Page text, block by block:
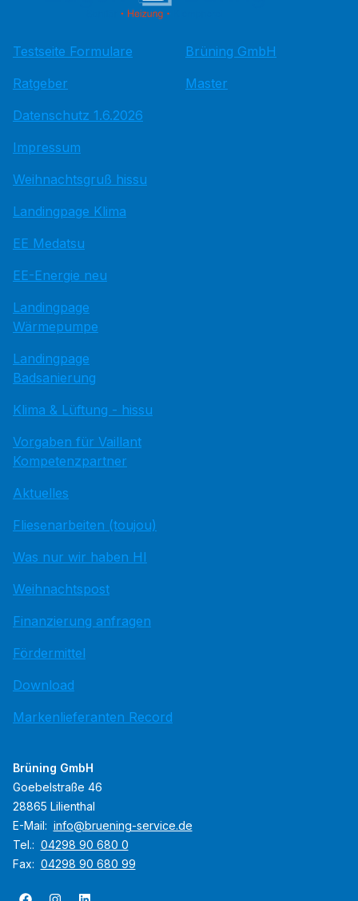
Testseite Formulare
Ratgeber
Datenschutz 1.6.2026
Impressum
Weihnachtsgruß hissu
Landingpage Klima
EE Medatsu
EE-Energie neu
Landingpage
Wärmepumpe
Landingpage
Badsanierung
Klima & Lüftung - hissu
Vorgaben für Vaillant
Kompetenzpartner
Aktuelles
Fliesenarbeiten (toujou)
Was nur wir haben HI
Weihnachtspost
Finanzierung anfragen
Fördermittel
Download
Markenlieferanten Record
Brüning GmbH
Master
Brüning GmbH
Goebelstraße 46
28865 Lilienthal
E-Mail: info@bruening-service.de
Tel.: 04298 90 680 0
Fax: 04298 90 680 99